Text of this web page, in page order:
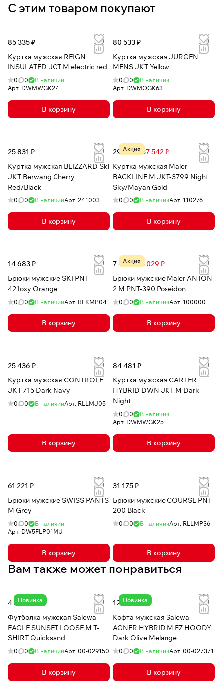
С этим товаром покупают
85 335 ₽
Куртка мужская REIGN
INSULATED JCT M electric red
0 0
В наличии
Арт. DWMWGK27
В корзину
80 533 ₽
Куртка мужская JURGEN
MENS JKT Yellow
0 0
В наличии
Арт. DWMOGK63
В корзину
25 831 ₽
Куртка мужская BLIZZARD Ski
JKT Berwang Cherry
Red/Black
0 0 В наличииАрт. 241003
В корзину
Акция
29 466 ₽ 37 542 ₽
Куртка мужская Maier
BACKLINE M JKT-3799 Night
Sky/Mayan Gold
0 0 В наличииАрт. 110276
В корзину
14 683 ₽
Брюки мужские SKI PNT
421oxy Orange
0 0 В наличииАрт. RLKMP04
В корзину
Акция
7 496 ₽13 029 ₽
Брюки мужские Maier ANTON
2 M PNT-390 Poseidon
0 0 В наличииАрт. 100000
В корзину
25 436 ₽
Куртка мужская CONTROLE
JKT 715 Dark Navy
0 0 В наличииАрт. RLLMJ05
В корзину
84 481 ₽
Куртка мужская CARTER
HYBRID DWN JKT M Dark
Night
0 0
В наличии
Арт. DWMWGK25
В корзину
61 221 ₽
Брюки мужские SWISS PANTS
M Grey
0 0
В наличии
Арт. DW5FLP01MU
В корзину
31 175 ₽
Брюки мужские COURSE PNT
200 Black
0 0 В наличииАрт. RLLMP36
В корзину
Вам также может понравиться
Новинка
4 288 ₽
Футболка мужская Salewa
EAGLE SUNSET LOOSE M T-
SHIRT Quicksand
0 0 В наличииАрт. 00-029150
В корзину
Новинка
12 378 ₽
Кофта мужская Salewa
AGNER HYBRID M FZ HOODY
Dark Olive Melange
0 0 В наличииАрт. 00-027371
В корзину